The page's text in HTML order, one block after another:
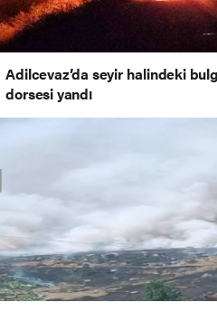
Adilcevaz’da seyir halindeki
dorsesi yandı